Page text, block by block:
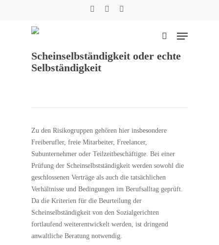
Menu
Scheinselbständigkeit oder echte
Selbständigkeit
Zu den Risikogruppen gehören hier insbesondere
Freiberufler, freie Mitarbeiter, Freelancer,
Subunternehmer oder Teilzeitbeschäftigte. Bei einer
Prüfung der Scheinselbstständigkeit werden sowohl die
geschlossenen Verträge als auch die tatsächlichen
Verhältnisse und Bedingungen im Berufsalltag geprüft.
Da die Kriterien für die Beurteilung der
Scheinselbständigkeit von den Sozialgerichten
fortlaufend weiterentwickelt werden, ist dringend
anwaltliche Beratung notwendig.